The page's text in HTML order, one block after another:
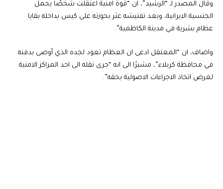
وقال المصدر لـ “الرشيد”، ان “قوة امنية اعتقلت شخصًا يحمل
الجنسية الايرانية، وبعد تفتيشه عثر بحوزته على كيس بداخله بقايا
عظام بشرية في مدينة الكاظمية”.
واضاف، ان “المعتقل ادعى ان العظام تعود لجده الذي أوصى بدفنه
في محافظة كربلاء”، مشيرًا الى انه “جرى نقله الى احد المراكز الامنية
لغرض اتخاذ الاجراءات الاصولية بحقه”.